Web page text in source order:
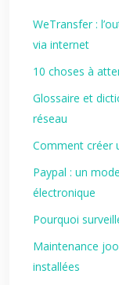
WeTransfer :
via internet
10 choses à
Glossaire et
réseau
Comment créer
Paypal : un
électronique
Pourquoi
Maintenance
installées